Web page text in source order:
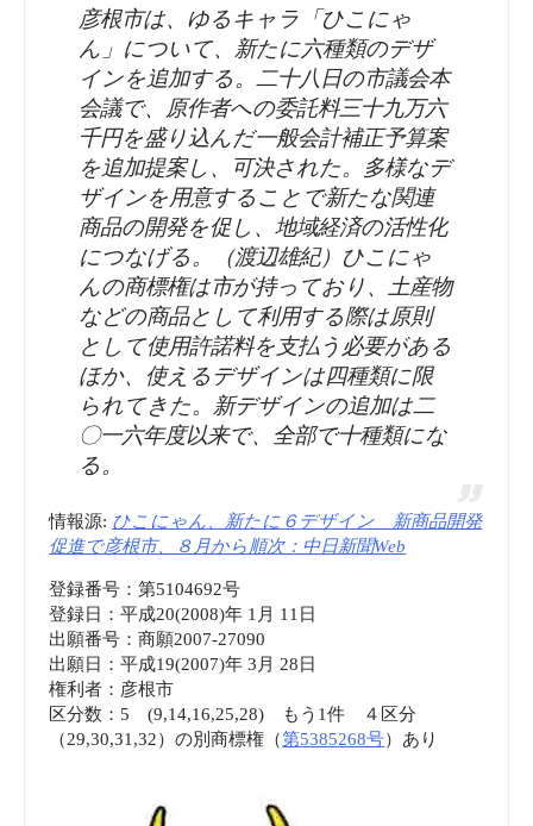
彦根市は、ゆるキャラ「ひこにゃ
ん」について、新たに六種類のデザ
インを追加する。二十八日の市議会本
会議で、原作者への委託料三十九万六
千円を盛り込んだ一般会計補正予算案
を追加提案し、可決された。多様なデ
ザインを用意することで新たな関連
商品の開発を促し、地域経済の活性化
につなげる。（渡辺雄紀）ひこにゃ
んの商標権は市が持っており、土産物
などの商品として利用する際は原則
として使用許諾料を支払う必要がある
ほか、使えるデザインは四種類に限
られてきた。新デザインの追加は二
〇一六年度以来で、全部で十種類にな
る。
情報源: ひこにゃん、新たに６デザイン 新商品開発
促進で彦根市、８月から順次：中日新聞Web
登録番号：第5104692号
登録日：平成20(2008)年 1月 11日
出願番号：商願2007-27090
出願日：平成19(2007)年 3月 28日
権利者：彦根市
区分数：5 (9,14,16,25,28) もう1件 ４区分
（29,30,31,32）の別商標権（第5385268号）あり